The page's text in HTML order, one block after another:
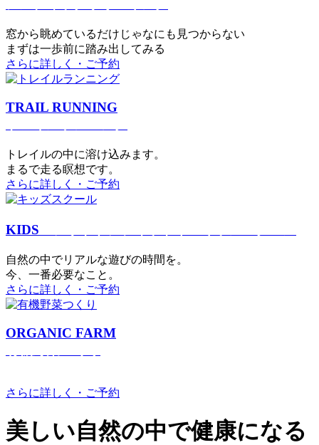
窓から眺めているだけじゃなにも見つからない
まずは一歩前に踏み出してみる
さらに詳しく・ご予約
TRAIL RUNNING
トレイルの中に溶け込みます。
まるで⾛る瞑想です。
さらに詳しく・ご予約
KIDS
⾃然の中でリアルな遊びの時間を。
今、⼀番必要なこと。
さらに詳しく・ご予約
ORGANIC FARM
さらに詳しく・ご予約
美しい⾃然の中で健康になる